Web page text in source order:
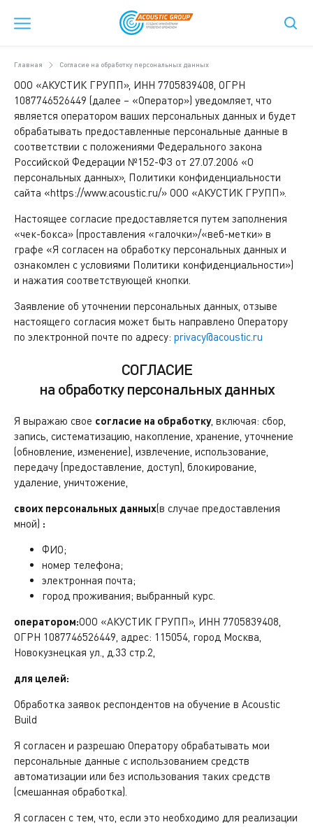
Главная Согласие на обработку персональных данных
ООО «АКУСТИК ГРУПП», ИНН 7705839408, ОГРН
1087746526449 (далее – «Оператор») уведомляет, что
является оператором ваших персональных данных и будет
обрабатывать предоставленные персональные данные в
соответствии с положениями Федерального закона
Российской Федерации №152-ФЗ от 27.07.2006 «О
персональных данных», Политики конфиденциальности
сайта «https://www.acoustic.ru/» ООО «АКУСТИК ГРУПП».
Настоящее согласие предоставляется путем заполнения
«чек-бокса» (проставления «галочки»/«веб-метки» в
графе «Я согласен на обработку персональных данных и
ознакомлен с условиями Политики конфиденциальности»)
и нажатия соответствующей кнопки.
Заявление об уточнении персональных данных, отзыве
настоящего согласия может быть направлено Оператору
по электронной почте по адресу: privacy@acoustic.ru
СОГЛАСИЕ
на обработку персональных данных
Я выражаю свое согласие на обработку, включая: сбор,
запись, систематизацию, накопление, хранение, уточнение
(обновление, изменение), извлечение, использование,
передачу (предоставление, доступ), блокирование,
удаление, уничтожение,
своих персональных данных(в случае предоставления
мной) :
ФИО;
номер телефона;
электронная почта;
город проживания; выбранный курс.
оператором:ООО «АКУСТИК ГРУПП», ИНН 7705839408,
ОГРН 1087746526449, адрес: 115054, город Москва,
Новокузнецкая ул., д.33 стр.2,
для целей:
Обработка заявок респондентов на обучение в Acoustic
Build
Я согласен и разрешаю Оператору обрабатывать мои
персональные данные с использованием средств
автоматизации или без использования таких средств
(смешанная обработка).
Я согласен с тем, что, если это необходимо для реализации